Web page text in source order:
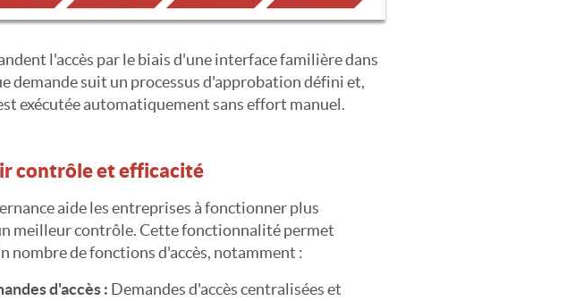
l'accès par le biais d'une interface familière dans
demande suit un processus d'approbation défini et,
exécutée automatiquement sans effort manuel.
contrôle et efficacité
aide les entreprises à fonctionner plus
meilleur contrôle. Cette fonctionnalité permet
nombre de fonctions d'accès, notamment :
d'accès : Demandes d'accès centralisées et